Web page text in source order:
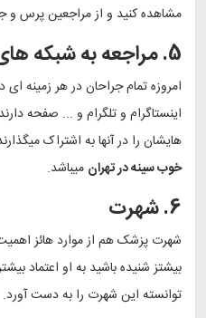
مشاهده کنید و از مراجعین پرس و
5. مراجعه به شبکه‌ های اجتماعی
امروزه تمام جراحان در هر زمینه
اینستاگرام و تلگرام و ... صفحه
هایشان را در آنها به اشتراک
خوب سینه در تهران میباشد.
6. شهرت
شهرت پزشک هم از موارد هائز
بیشتز شنیده باشید به او اعتماد
توانسته این شهرت را به دست آورد.